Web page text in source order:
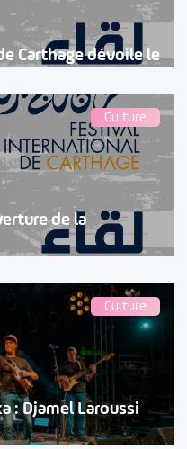
Carthage dévoile le
Culture
de la
Culture
: Djamel Laroussi